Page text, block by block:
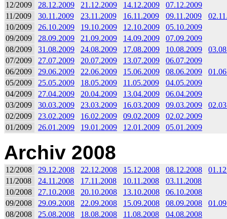
12/2009 28.12.2009 21.12.2009 14.12.2009
07.12.2009
11/2009
30.11.2009 23.11.2009 16.11.2009 09.11.2009
10/2009
26.10.2009 19.10.2009 12.10.2009
05.10.2009
09/2009
28.09.2009 21.09.2009 14.09.2009
07.09.2009
08/2009
31.08.2009 24.08.2009 17.08.2009 10.08.2009
07/2009
27.07.2009 20.07.2009 13.07.2009
06.07.2009
06/2009
29.06.2009 22.06.2009 15.06.2009 08.06.2009
05/2009
25.05.2009 18.05.2009 11.05.2009
04.05.2009
04/2009
27.04.2009 20.04.2009 13.04.2009
06.04.2009
03/2009
30.03.2009 23.03.2009 16.03.2009 09.03.2009
02/2009
23.02.2009 16.02.2009 09.02.2009
02.02.2009
01/2009
26.01.2009 19.01.2009 12.01.2009 05.01.2009
Archiv 2008
12/2008 29.12.2008 22.12.2008 15.12.2008 08.12.2008
11/2008
24.11.2008 17.11.2008 10.11.2008
03.11.2008
10/2008
27.10.2008 20.10.2008 13.10.2008
06.10.2008
09/2008
29.09.2008 22.09.2008 15.09.2008 08.09.2008
08/2008
25.08.2008 18.08.2008 11.08.2008
04.08.2008